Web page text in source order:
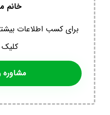
خانم
برای کسب اطلاعات
کلیک